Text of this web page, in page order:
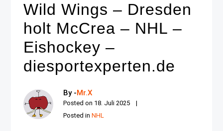
Wild Wings – Dresden
holt McCrea – NHL –
Eishockey –
diesportexperten.de
By -Mr.X
Posted on 18. Juli 2025
Posted inNHL